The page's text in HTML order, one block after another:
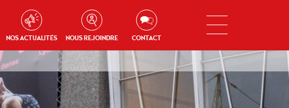
NOS ACTUALITÉS NOUS REJOINDRE CONTACT